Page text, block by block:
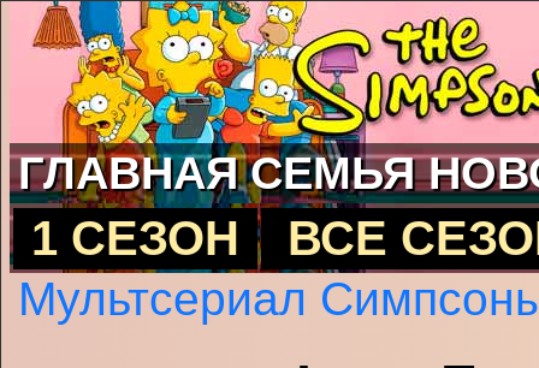
ГЛАВНАЯ СЕМЬЯ
1 СЕЗОН ВСЕ
Мультсериал